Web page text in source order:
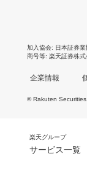
加入協会 日本証券業
商号等 楽天証券株
企業情報
© Rakuten
楽天グループ
サービス一覧